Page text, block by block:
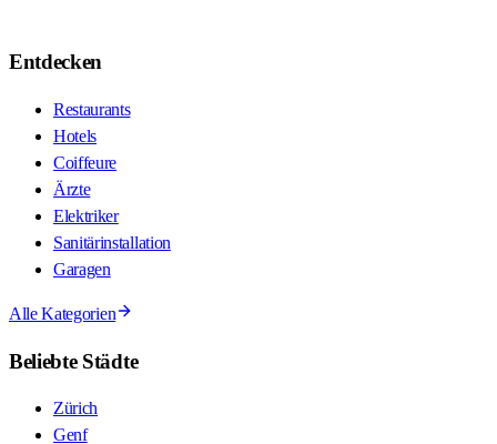
Entdecken
Restaurants
Hotels
Coiffeure
Ärzte
Elektriker
Sanitärinstallation
Garagen
Alle Kategorien
Beliebte Städte
Zürich
Genf